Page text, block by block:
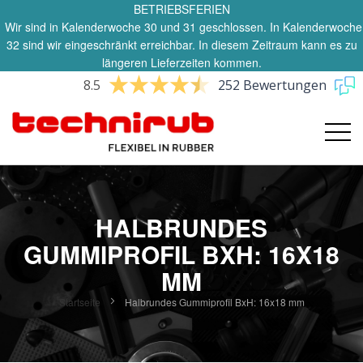
BETRIEBSFERIEN
Wir sind in Kalenderwoche 30 und 31 geschlossen. In Kalenderwoche
32 sind wir eingeschränkt erreichbar. In diesem Zeitraum kann es zu
längeren Lieferzeiten kommen.
8.5 252 Bewertungen
HALBRUNDES
GUMMIPROFIL BXH: 16X18
MM
Startseite Halbrundes Gummiprofil BxH: 16x18 mm